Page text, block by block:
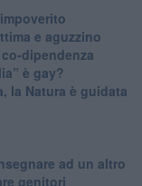
e aguzzino
dipendenza
è gay?
la Natura è guidata
ad un altro
genitori